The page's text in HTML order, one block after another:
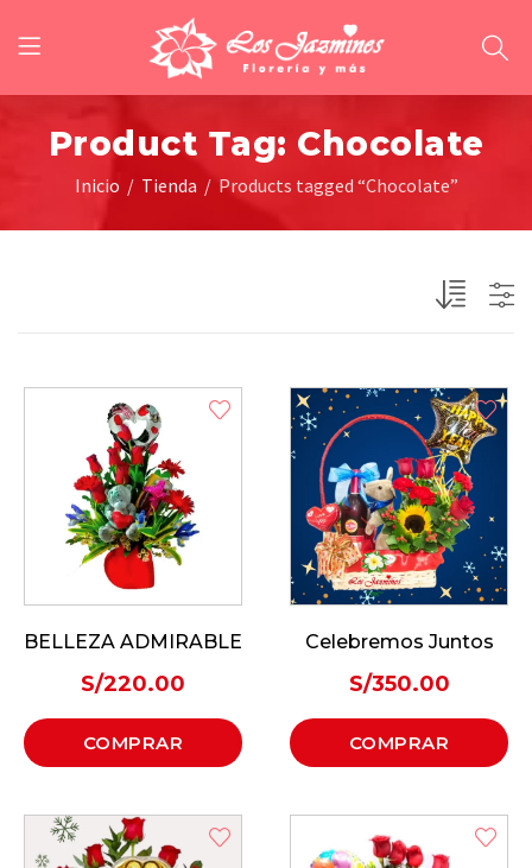
Product Tag: Chocolate
Inicio Tienda Products tagged “Chocolate”
BELLEZA ADMIRABLE
S/220.00
COMPRAR
Celebremos Juntos
S/350.00
COMPRAR